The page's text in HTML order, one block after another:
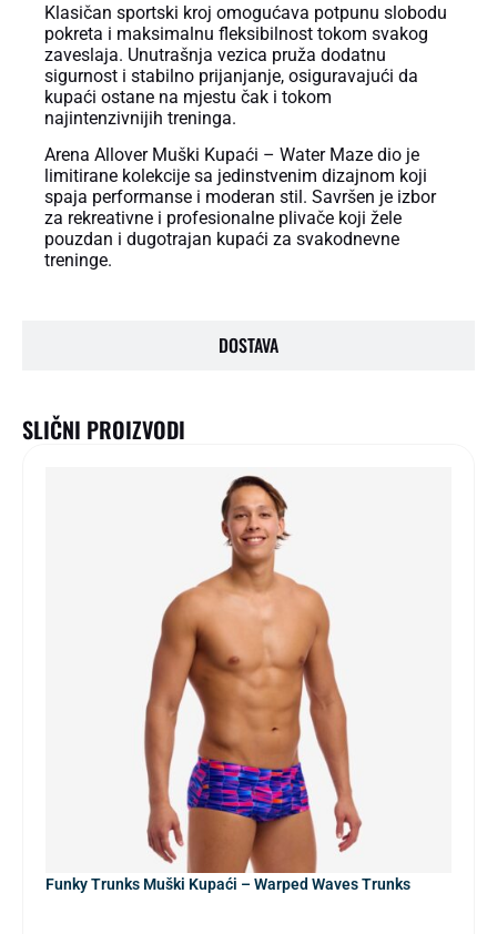
DOSTAVA
Klasičan sportski kroj omogućava potpunu slobodu
pokreta i maksimalnu fleksibilnost tokom svakog
zaveslaja. Unutrašnja vezica pruža dodatnu
sigurnost i stabilno prijanjanje, osiguravajući da
kupaći ostane na mjestu čak i tokom
najintenzivnijih treninga.
Arena Allover Muški Kupaći – Water Maze dio je
limitirane kolekcije sa jedinstvenim dizajnom koji
spaja performanse i moderan stil. Savršen je izbor
za rekreativne i profesionalne plivače koji žele
pouzdan i dugotrajan kupaći za svakodnevne
treninge.
SLIČNI PROIZVODI
Funky Trunks Muški Kupaći – Warped Waves Trunks